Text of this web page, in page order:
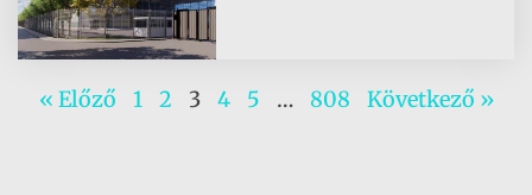
« Előző 1 2 3 4 5 … 808 Következő »